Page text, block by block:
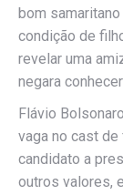
bom
condição de
revelar uma
negara
Flávio
vaga no cast
candidato a
outros valores,